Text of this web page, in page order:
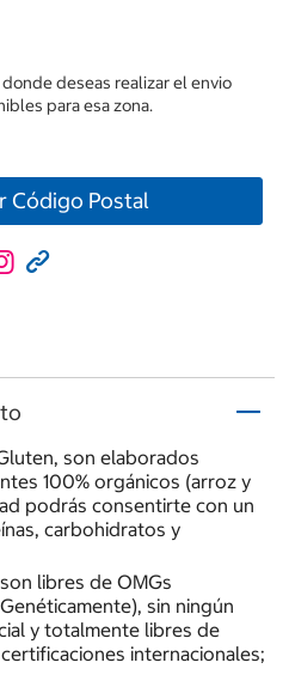
deseas realizar el envio
para esa zona.
Código Postal
son elaborados
100% orgánicos (arroz y
podrás consentirte con un
carbohidratos y
libres de OMGs
sin ningún
y totalmente libres de
internacionales;